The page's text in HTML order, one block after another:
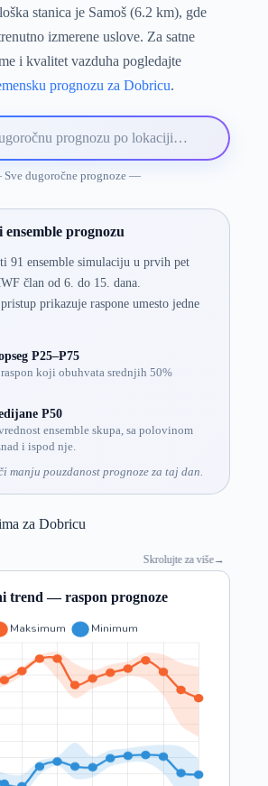
stanica je Samoš (6.2 km), gde
izmerene uslove. Za satne
i kvalitet vazduha pogledajte
prognozu za Dobricu.
dugoročne prognoze —
prognozu
91 ensemble simulaciju u prvih pet
član od 6. do 15. dana.
prikazuje raspone umesto jedne
P25–P75
koji obuhvata srednjih 50%
P50
ensemble skupa, sa polovinom
i ispod nje.
manju pouzdanost prognoze za taj dan.
za Dobricu
Skrolujte za više→
trend — raspon prognoze